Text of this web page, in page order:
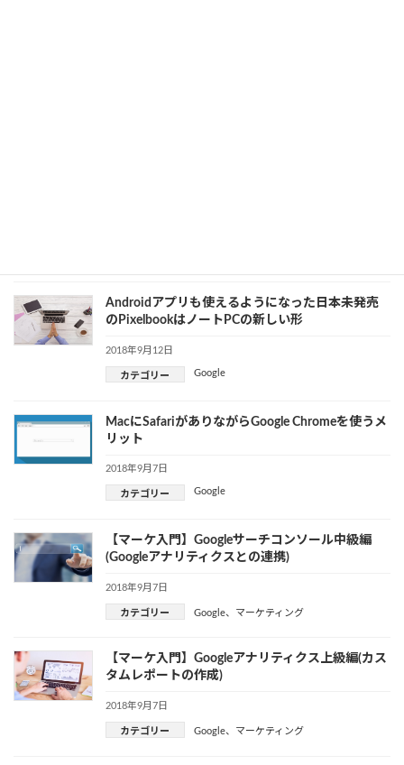
Androidアプリも使えるようになった日本未発売
のPixelbookはノートPCの新しい形
2018年9月12日
カテゴリー Google
MacにSafariがありながらGoogle Chromeを使うメ
リット
2018年9月7日
カテゴリー Google
【マーケ入門】Googleサーチコンソール中級編
(Googleアナリティクスとの連携)
2018年9月7日
カテゴリー Google、 マーケティング
【マーケ入門】Googleアナリティクス上級編(カス
タムレポートの作成)
2018年9月7日
カテゴリー Google、 マーケティング